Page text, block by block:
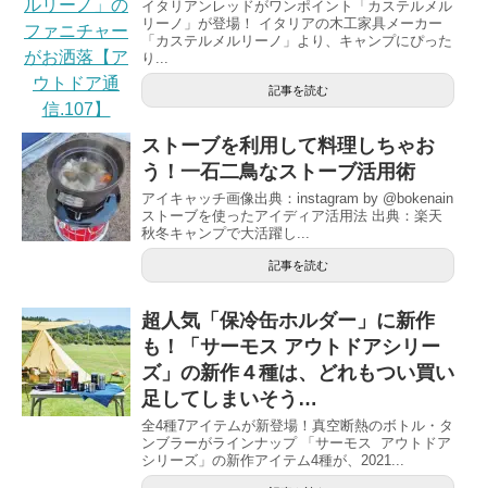
イタリアンレッドがワンポイント「カステルメル
リーノ」が登場！ イタリアの木工家具メーカー
「カステルメルリーノ」より、キャンプにぴった
り...
記事を読む
ストーブを利用して料理しちゃお
う！一石二鳥なストーブ活用術
アイキャッチ画像出典：instagram by @bokenain
ストーブを使ったアイディア活用法 出典：楽天
秋冬キャンプで大活躍し...
記事を読む
超人気「保冷缶ホルダー」に新作
も！「サーモス アウトドアシリー
ズ」の新作４種は、どれもつい買い
足してしまいそう…
全4種7アイテムが新登場！真空断熱のボトル・タ
ンブラーがラインナップ 「サーモス アウトドア
シリーズ」の新作アイテム4種が、2021...